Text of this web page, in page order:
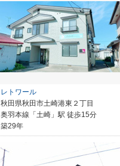
レトワール
秋田県秋田市土崎港東２丁目
奥羽本線「土崎」駅 徒歩15分
築29年